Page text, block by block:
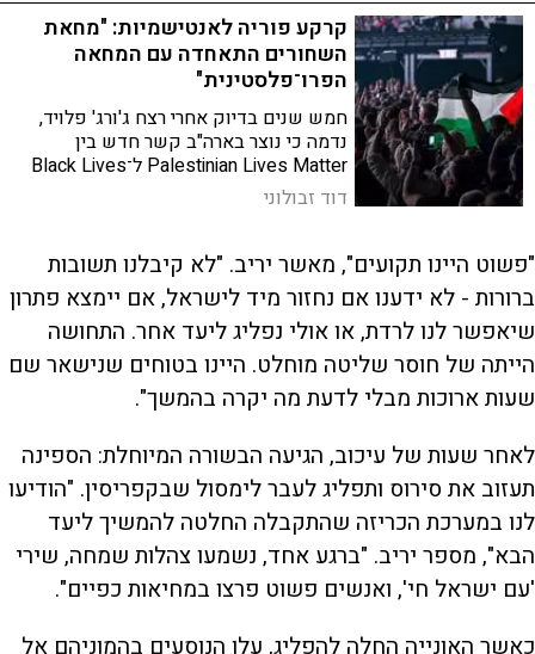
קרקע פוריה לאנטישמיות: "מחאת
השחורים התאחדה עם המחאה
הפרו־פלסטינית"
חמש שנים בדיוק אחרי רצח ג'ורג' פלויד,
נדמה כי נוצר בארה"ב קשר חדש בין
Palestinian Lives Matter ל־Black Lives
Matter | רותם אורג, מומחה לפוליטיקה
אמריקנית, מסביר: "שתי התנועות הכריזו על
דוד זבולוני
"פשוט היינו תקועים", מאשר יריב. "לא קיבלנו תשובות
ברורות - לא ידענו אם נחזור מיד לישראל, אם יימצא פתרון
שיאפשר לנו לרדת, או אולי נפליג ליעד אחר. התחושה
הייתה של חוסר שליטה מוחלט. היינו בטוחים שנישאר שם
שעות ארוכות מבלי לדעת מה יקרה בהמשך".
לאחר שעות של עיכוב, הגיעה הבשורה המיוחלת: הספינה
תעזוב את סירוס ותפליג לעבר לימסול שבקפריסין. "הודיעו
לנו במערכת הכריזה שהתקבלה החלטה להמשיך ליעד
הבא", מספר יריב. "ברגע אחד, נשמעו צהלות שמחה, שירי
'עם ישראל חי', ואנשים פשוט פרצו במחיאות כפיים".
כאשר האונייה החלה להפליג, עלו הנוסעים בהמוניהם אל